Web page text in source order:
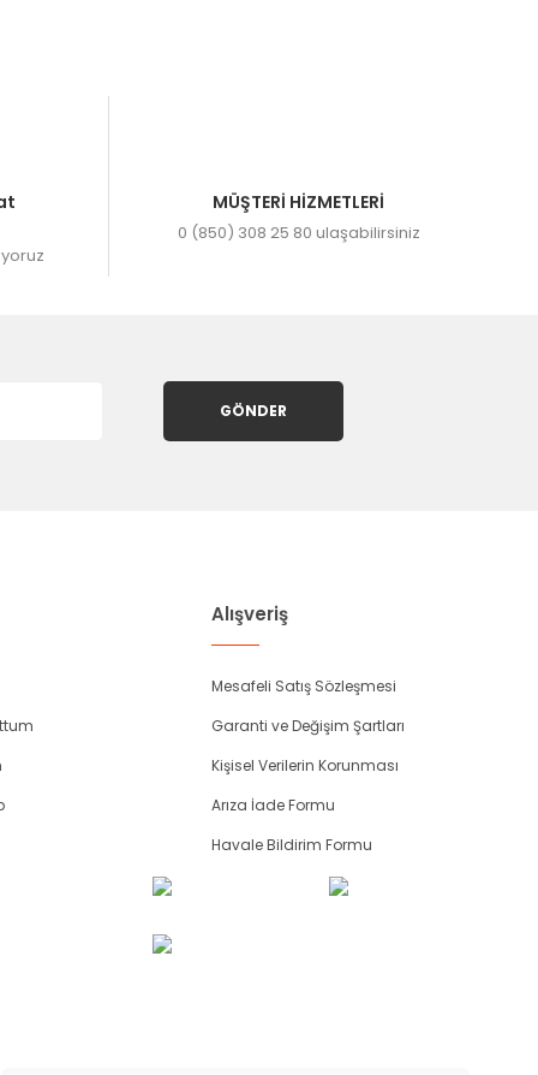
MÜŞTERİ HİZMETLERİ
0 (850) 308 25 80 ulaşabilirsiniz
GÖNDER
Alışveriş
Mesafeli Satış Sözleşmesi
Garanti ve Değişim Şartları
Kişisel Verilerin Korunması
Arıza İade Formu
Havale Bildirim Formu